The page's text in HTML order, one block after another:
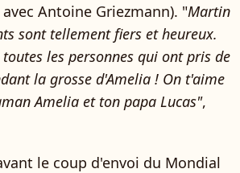
Antoine Griezmann). "Martin
sont tellement fiers et heureux.￰
les personnes qui ont pris de
la grosse d'Amelia ! On t'aime
Amelia et ton papa Lucas",
le coup d'envoi du Mondial